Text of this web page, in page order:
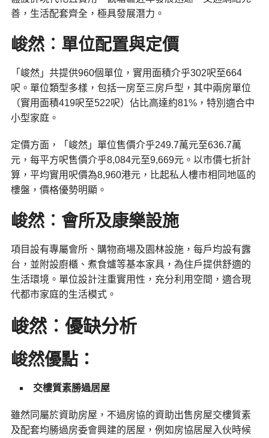
善，生活配套齊全，極具發展潛力。
峻然︰單位配置與定價
「峻然」共提供960個單位，實用面積介乎302呎至664
呎。單位類型多樣，包括一房至三房戶型，其中兩房單位
（實用面積419呎至522呎）佔比高達約81%，特別適合中
小型家庭。
定價方面，「峻然」單位售價介乎249.7萬元至636.7萬
元，每平方呎售價介乎8,084元至9,669元。以市價七折計
算，平均實用呎價為8,960港元，比起私人樓市相同地區的
樓盤，價格優勢明顯。
峻然︰會所及康樂設施
項目設有專屬會所、購物商場及園林設施，每戶均設有露
台，並附設廚櫃、煮食爐等基本家具，為住戶提供舒適的
生活環境。單位設計注重實用性，充分利用空間，適合現
代都市家庭的生活模式。
峻然︰ 優缺分析
峻然優點：
交樓質素勝過居屋
雖然同屬於資助房屋，不過房協的資助出售房屋交樓質素
及配套均勝過房委會興建的居屋，例如房協居屋入伙時候